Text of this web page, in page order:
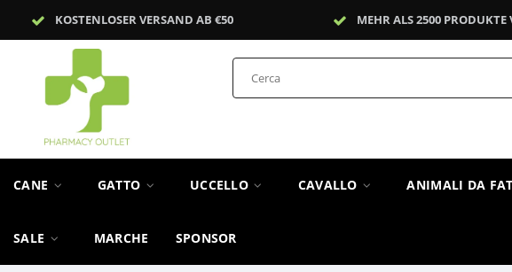
KOSTENLOSER VERSAND AB €50 MEHR ALS 2500 PRODUKTE
CANE GATTO UCCELLO CAVALLO ANIMALI DA
SALE MARCHE SPONSOR